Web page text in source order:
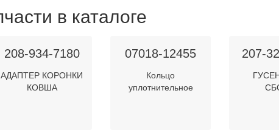
в каталоге
208-934-7180
АДАПТЕР КОРОНКИ
КОВША
07018-12455
Кольцо
уплотнительное
207-